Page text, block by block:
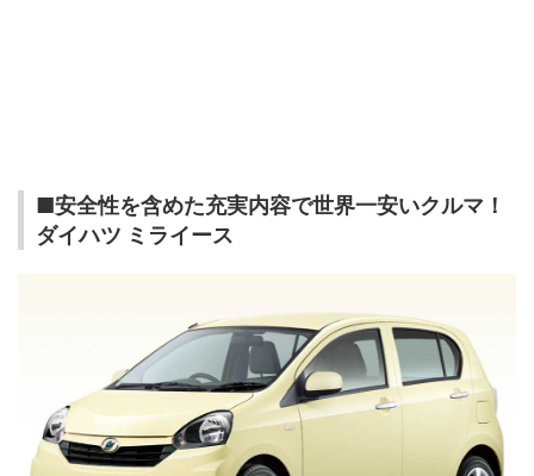
■安全性を含めた充実内容で世界一安いクルマ！
ダイハツ ミライース